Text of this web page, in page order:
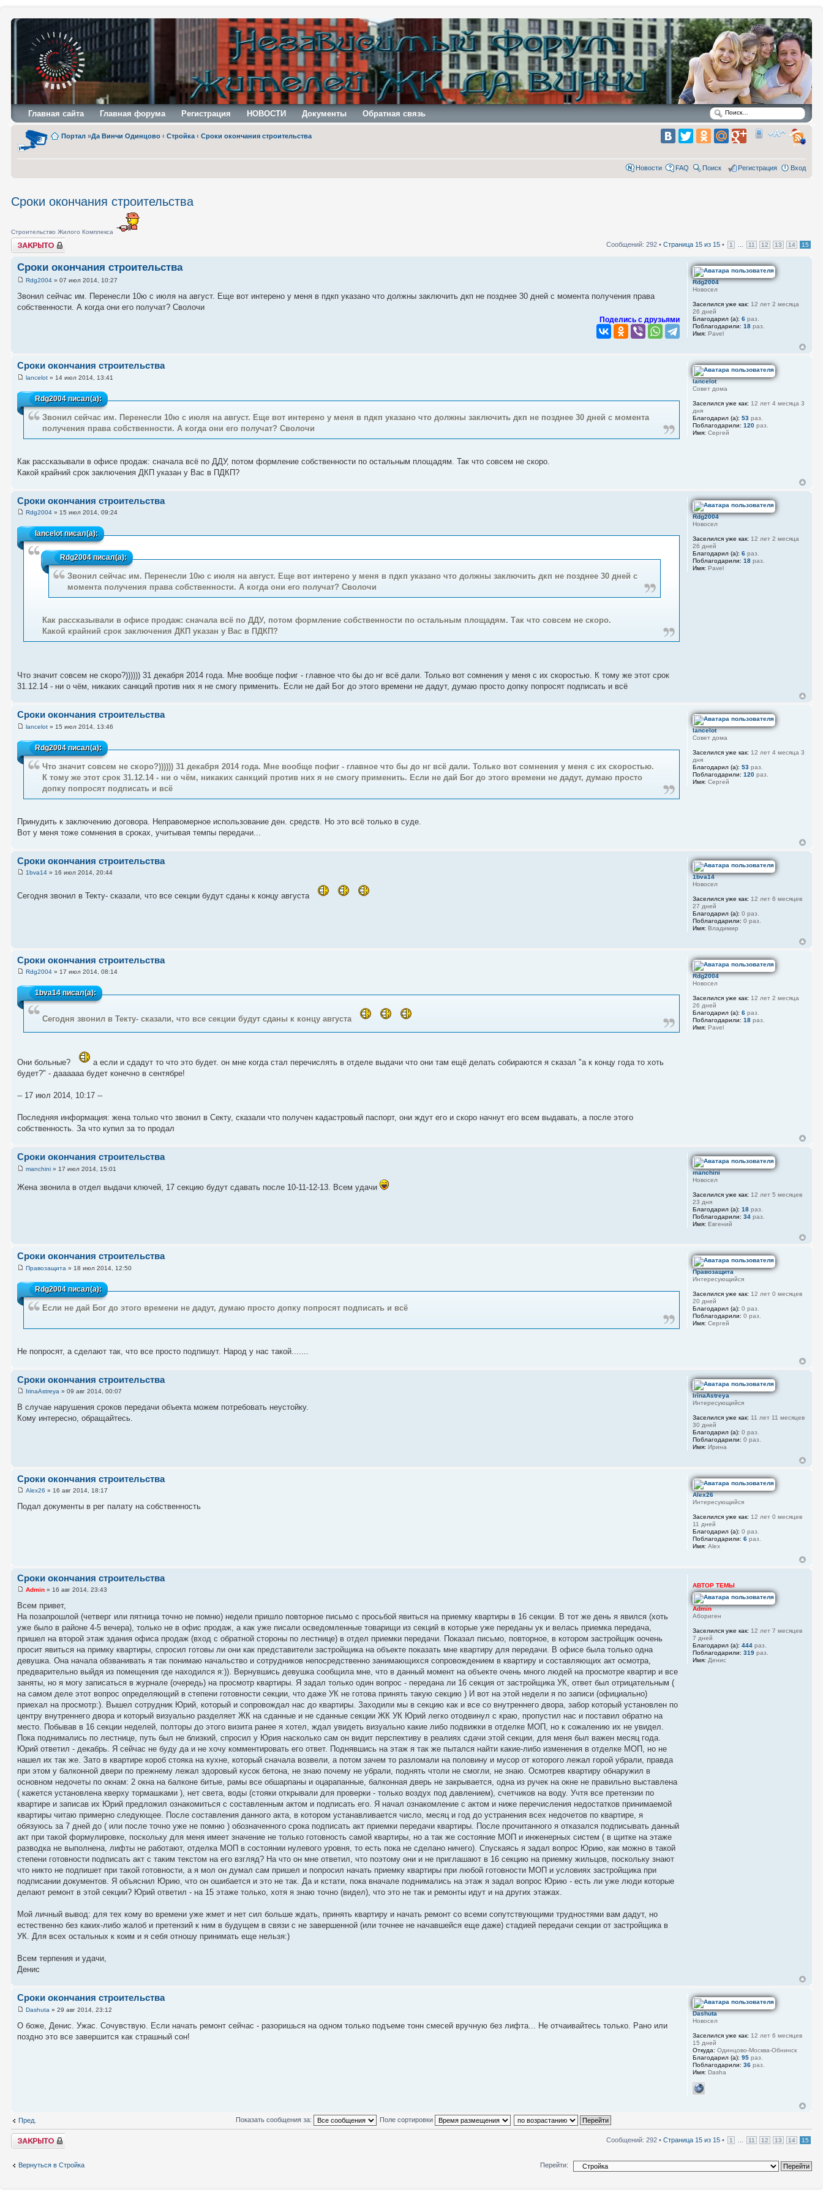
Главная сайта Главная форума Регистрация НОВОСТИ Документы Обратная связь
Портал »Да Винчи Одинцово ‹ Стройка ‹ Сроки окончания строительства
Новости FAQ Поиск Регистрация Вход
Сроки окончания строительства
Строительство Жилого Комплекса
Закрыто Сообщений: 292 • Страница 15 из 15 • 1 11 12 13 14 15
Сроки окончания строительства
Rdg2004 » 07 июл 2014, 10:27
Звонил сейчас им. Перенесли 10ю с июля на август. Еще вот интерено у меня в пдкп указано что должны заключить дкп не позднее 30 дней с момента получения права
собственности. А когда они его получат? Сволочи
Поделись с друзьями
Rdg2004
Новосел
Заселился уже как: 12 лет 2 месяца
26 дней
Благодарил (а): 6раз.
Поблагодарили: 18раз.
Имя: Pavel
Сроки окончания строительства
lancelot » 14 июл 2014, 13:41
Rdg2004писал(а):
Звонил сейчас им. Перенесли 10ю с июля на август. Еще вот интерено у меня в пдкп указано что должны заключить дкп не позднее 30 дней с момента
получения права собственности. А когда они его получат? Сволочи
Как рассказывали в офисе продаж: сначала всё по ДДУ, потом формление собственности по остальным площадям. Так что совсем не скоро.
Какой крайний срок заключения ДКП указан у Вас в ПДКП?
lancelot
Совет дома
Заселился уже как: 12 лет 4 месяца 3
дня
Благодарил (а): 53раз.
Поблагодарили: 120раз.
Имя: Сергей
Сроки окончания строительства
Rdg2004 » 15 июл 2014, 09:24
lancelotписал(а):
Rdg2004писал(а):
Звонил сейчас им. Перенесли 10ю с июля на август. Еще вот интерено у меня в пдкп указано что должны заключить дкп не позднее 30 дней с
момента получения права собственности. А когда они его получат? Сволочи
Как рассказывали в офисе продаж: сначала всё по ДДУ, потом формление собственности по остальным площадям. Так что совсем не скоро.
Какой крайний срок заключения ДКП указан у Вас в ПДКП?
Что значит совсем не скоро?)))))) 31 декабря 2014 года. Мне вообще пофиг - главное что бы до нг всё дали. Только вот сомнения у меня с их скоростью. К тому же этот срок
31.12.14 - ни о чём, никаких санкций против них я не смогу применить. Если не дай Бог до этого времени не дадут, думаю просто допку попросят подписать и всё
Rdg2004
Новосел
Заселился уже как: 12 лет 2 месяца
26 дней
Благодарил (а): 6раз.
Поблагодарили: 18раз.
Имя: Pavel
Сроки окончания строительства
lancelot » 15 июл 2014, 13:46
Rdg2004писал(а):
Что значит совсем не скоро?)))))) 31 декабря 2014 года. Мне вообще пофиг - главное что бы до нг всё дали. Только вот сомнения у меня с их скоростью.
К тому же этот срок 31.12.14 - ни о чём, никаких санкций против них я не смогу применить. Если не дай Бог до этого времени не дадут, думаю просто
допку попросят подписать и всё
Принудить к заключению договора. Неправомерное использование ден. средств. Но это всё только в суде.
Вот у меня тоже сомнения в сроках, учитывая темпы передачи...
lancelot
Совет дома
Заселился уже как: 12 лет 4 месяца 3
дня
Благодарил (а): 53раз.
Поблагодарили: 120раз.
Имя: Сергей
Сроки окончания строительства
1bva14 » 16 июл 2014, 20:44
Сегодня звонил в Текту- сказали, что все секции будут сданы к концу августа
1bva14
Новосел
Заселился уже как: 12 лет 6 месяцев
27 дней
Благодарил (а): 0 раз.
Поблагодарили: 0 раз.
Имя: Владимир
Сроки окончания строительства
Rdg2004 » 17 июл 2014, 08:14
1bva14писал(а):
Сегодня звонил в Текту- сказали, что все секции будут сданы к концу августа
Они больные?
а если и сдадут то что это будет. он мне когда стал перечислять в отделе выдачи что они там ещё делать собираются я сказал "а к концу года то хоть
будет?" - даааааа будет конечно в сентябре!
-- 17 июл 2014, 10:17 --
Последняя информация: жена только что звонил в Секту, сказали что получен кадастровый паспорт, они ждут его и скоро начнут его всем выдавать, а после этого
собственность. За что купил за то продал
Rdg2004
Новосел
Заселился уже как: 12 лет 2 месяца
26 дней
Благодарил (а): 6раз.
Поблагодарили: 18раз.
Имя: Pavel
Сроки окончания строительства
manchini » 17 июл 2014, 15:01
Жена звонила в отдел выдачи ключей, 17 секцию будут сдавать после 10-11-12-13. Всем удачи
manchini
Новосел
Заселился уже как: 12 лет 5 месяцев
23 дня
Благодарил (а): 18раз.
Поблагодарили: 34раз.
Имя: Евгений
Сроки окончания строительства
Правозащита » 18 июл 2014, 12:50
Rdg2004писал(а):
Если не дай Бог до этого времени не дадут, думаю просто допку попросят подписать и всё
Не попросят, а сделают так, что все просто подпишут. Народ у нас такой.......
Правозащита
Интересующийся
Заселился уже как: 12 лет 0 месяцев
20 дней
Благодарил (а): 0 раз.
Поблагодарили: 0 раз.
Имя: Сергей
Сроки окончания строительства
IrinaAstreya » 09 авг 2014, 00:07
В случае нарушения сроков передачи объекта можем потребовать неустойку.
Кому интересно, обращайтесь.
IrinaAstreya
Интересующийся
Заселился уже как: 11 лет 11 месяцев
30 дней
Благодарил (а): 0 раз.
Поблагодарили: 0 раз.
Имя: Ирина
Сроки окончания строительства
Alex26 » 16 авг 2014, 18:17
Подал документы в рег палату на собственность
Alex26
Интересующийся
Заселился уже как: 12 лет 0 месяцев
11 дней
Благодарил (а): 0 раз.
Поблагодарили: 6раз.
Имя: Alex
Сроки окончания строительства
Admin » 16 авг 2014, 23:43
Всем привет,
На позапрошлой (четверг или пятница точно не помню) недели пришло повторное письмо с просьбой явиться на приемку квартиры в 16 секции. В тот же день я явился (хоть
уже было в районе 4-5 вечера), только не в офис продаж, а как уже писали осведомленные товарищи из секций в которые уже переданы ук и велась приемка передача,
пришел на второй этаж здания офиса продаж (вход с обратной стороны по лестнице) в отдел приемки передачи. Показал письмо, повторное, в котором застройщик оочень
просит явиться на примку квартиры, спросил готовы ли они как представители застройщика на объекте показать мне квартиру для передачи. В офисе была только одна
девушка. Она начала обзванивать я так понимаю начальство и сотрудников непосредственно занимающихся сопровождением в квартиру и составляющих акт осмотра,
предварительно выйдя из помещения где находился я:)). Вернувшись девушка сообщила мне, что в данный момент на объекте очень много людей на просмотре квартир и все
заняты, но я могу записаться в журнале (очередь) на просмотр квартиры. Я задал только один вопрос - передана ли 16 секция от застройщика УК, ответ был отрицательным (
на самом деле этот вопрос определяющий в степени готовности секции, что даже УК не готова принять такую секцию ) И вот на этой недели я по записи (официально)
приехал на просмотр:). Вышел сотрудник Юрий, который и сопровождал нас до квартиры. Заходили мы в секцию как и все со внутреннего двора, забор который установлен по
центру внутреннего двора и который визуально разделяет ЖК на сданные и не сданные секции ЖК УК Юрий легко отодвинул с краю, пропустил нас и поставил обратно на
место. Побывав в 16 секции неделей, полторы до этого визита ранее я хотел, ждал увидеть визуально какие либо подвижки в отделке МОП, но к сожалению их не увидел.
Пока поднимались по лестнице, путь был не близкий, спросил у Юрия насколько сам он видит перспективу в реалиях сдачи этой секции, для меня был важен месяц года.
Юрий ответил - декабрь. Я сейчас не буду да и не хочу комментировать его ответ. Поднявшись на этаж я так же пытался найти какие-либо изменения в отделке МОП, но не
нашел их так же. Зато в квартире короб стояка на кухне, который сначала возвели, а потом зачем то разломали на половину и мусор от которого лежал горой убрали, правда
при этом у балконной двери по прежнему лежал здоровый кусок бетона, не знаю почему не убрали, поднять чтоли не смогли, не знаю. Осмотрев квартиру обнаружил в
основном недочеты по окнам: 2 окна на балконе битые, рамы все обшарпаны и оцарапанные, балконная дверь не закрывается, одна из ручек на окне не правильно выставлена
( кажется установлена кверху тормашками ), нет света, воды (стояки открывали для проверки - только воздух под давлением), счетчиков на воду. Учтя все претензии по
квартире и записав их Юрий предложил ознакомиться с составленным актом и подписать его. Я начал ознакомление с актом и ниже перечисления недостатков принимаемой
квартиры читаю примерно следующее. После составления данного акта, в котором устанавливается число, месяц и год до устранения всех недочетов по квартире, я
обязуюсь за 7 дней до ( или после точно уже не помню ) обозначенного срока подписать акт приемки передачи квартиры. После прочитанного я отказался подписывать данный
акт при такой формулировке, поскольку для меня имеет значение не только готовность самой квартиры, но а так же состояние МОП и инженерных систем ( в щитке на этаже
разводка не выполнена, лифты не работают, отделка МОП в состоянии нулевого уровня, то есть пока не сделано ничего). Спускаясь я задал вопрос Юрию, как можно в такой
степени готовности подписать акт с таким текстом на его взгляд? На что он мне ответил, что поэтому они и не приглашают в 16 секцию на приемку жильцов, поскольку знают
что никто не подпишет при такой готовности, а я мол он думал сам пришел и попросил начать приемку квартиры при любой готовности МОП и условиях застройщика при
подписании документов. Я объяснил Юрию, что он ошибается и это не так. Да и кстати, пока вначале поднимались на этаж я задал вопрос Юрию - есть ли уже люди которые
делают ремонт в этой секции? Юрий ответил - на 15 этаже только, хотя я знаю точно (видел), что это не так и ремонты идут и на других этажах.
Мой личный вывод: для тех кому во времени уже жмет и нет сил больше ждать, принять квартиру и начать ремонт со всеми сопутствующими трудностями вам дадут, но
естественно без каких-либо жалоб и претензий к ним в будущем в связи с не завершенной (или точнее не начавшейся еще даже) стадией передачи секции от застройщика в
УК. Для всех остальных к коим и я себя отношу принимать еще нельзя:)
Всем терпения и удачи,
Денис
АВТОР ТЕМЫ
Admin
Абориген
Заселился уже как: 12 лет 7 месяцев
7 дней
Благодарил (а): 444раз.
Поблагодарили: 319раз.
Имя: Денис
Сроки окончания строительства
Dashuta » 29 авг 2014, 23:12
О боже, Денис. Ужас. Сочувствую. Если начать ремонт сейчас - разоришься на одном только подъеме тонн смесей вручную без лифта... Не отчаивайтесь только. Рано или
поздно это все завершится как страшный сон!
Dashuta
Новосел
Заселился уже как: 12 лет 6 месяцев
15 дней
Откуда: Одинцово-Москва-Обнинск
Благодарил (а): 95раз.
Поблагодарили: 36раз.
Имя: Dasha
Пред. Показать сообщения за: Поле сортировки
Закрыто Сообщений: 292 • Страница 15 из 15 • 1 11 12 13 14 15
Вернуться в Стройка Перейти: